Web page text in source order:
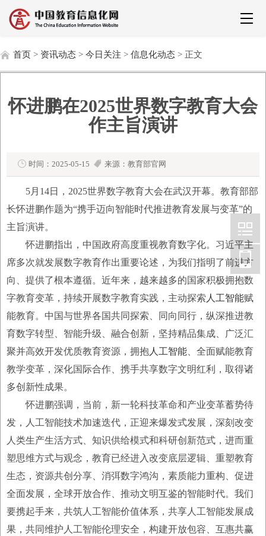
首页 > 资讯动态 > 今日关注 > 信息化动态 > 正文
怀进鹏在2025世界数字教育大会
作主旨演讲
时间：2025-05-15 来源：教育部官网
5月14日，2025世界数字教育大会在武汉开幕。教育部部
长怀进鹏作题为“携手迈向智能时代推进教育发展与变革”的
主旨演讲。
怀进鹏指出，中国政府高度重视教育数字化。习近平主
席多次就发展数字教育作出重要论述，为我们指明了前进方
向、提供了根本遵循。近年来，越来越多的国家积极拥抱数
字教育变革，持续开展数字教育实践，主动探索 人工智能赋
能教育。中国与世界各国共同探索、同向同行，纵深推进教
育数字转型、智能升级、融合创新，坚持精品集成、广泛汇
聚并高效开发优质教育资源，拥抱 人工智能 、全面赋能教育
教学变革，深化国际合作、携手共享数字文明红利，取得诸
多创新性成果。
怀进鹏强调，当前，新一轮科技革命和产业变革蓄势待
发，人工智能技术加速迭代，正迎来爆发式发展，深刻改变
人类生产生活方式、知识供给模式和科研创新范式，进而重
塑思维方式与观念，教育已经进入改变底层逻辑、重塑教育
生态，资源共创分享、消弭数字鸿沟，素质能力重构、促进
全面发展，全球开放合作、推动文明互鉴的智能时代。我们
要携起手来，共筑人工智能价值体系，共享人工智能发展成
果，共同维护人工智能伦理安全，构建开放包容、互惠共赢